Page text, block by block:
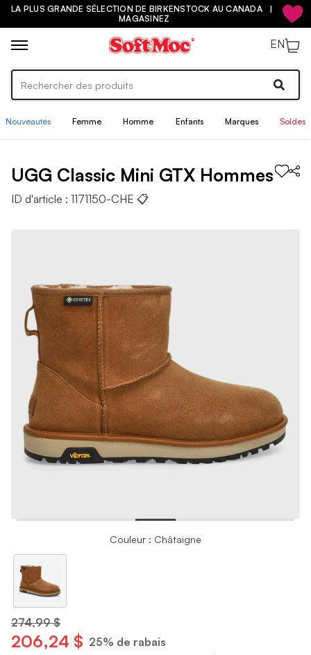
LA PLUS GRANDE SÉLECTION DE BIRKENSTOCK AU CANADA |
MAGASINEZ
EN
Nouveautés Femme Homme Enfants Marques Soldes
UGG Classic Mini GTX Hommes
ID d'article : 1171150-CHE 📋
Couleur : Châtaigne
274,99 $
206,24 $ 25% de rabais